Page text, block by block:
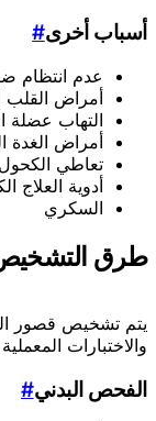
أسباب أخرى#
عدم انتظام
أمراض القلب
التهاب عضلة
أمراض الغدة
تعاطي الكحول
أدوية العلاج
السكري
طرق
يتم تشخيص قصور
والاختبارات
الفحص البدني#